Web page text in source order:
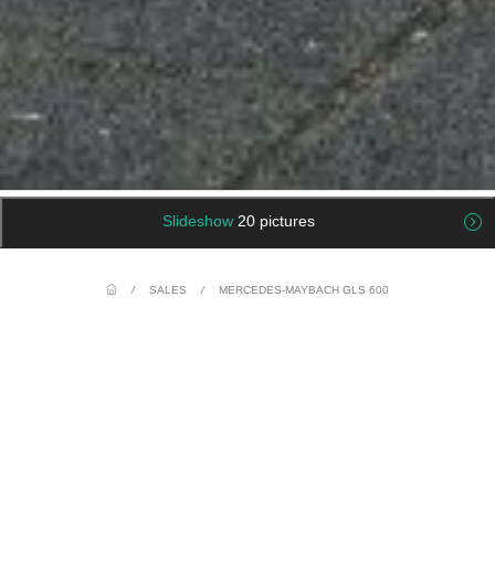
Slideshow 20 pictures
/ SALES / MERCEDES-MAYBACH GLS 600